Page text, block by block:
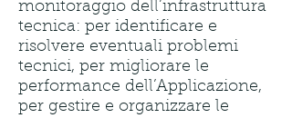
monitoraggio dell’infrastruttura
tecnica: per identificare e
risolvere eventuali problemi
tecnici, per migliorare le
performance dell’Applicazione,
per gestire e organizzare le